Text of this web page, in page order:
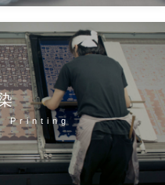
Printing